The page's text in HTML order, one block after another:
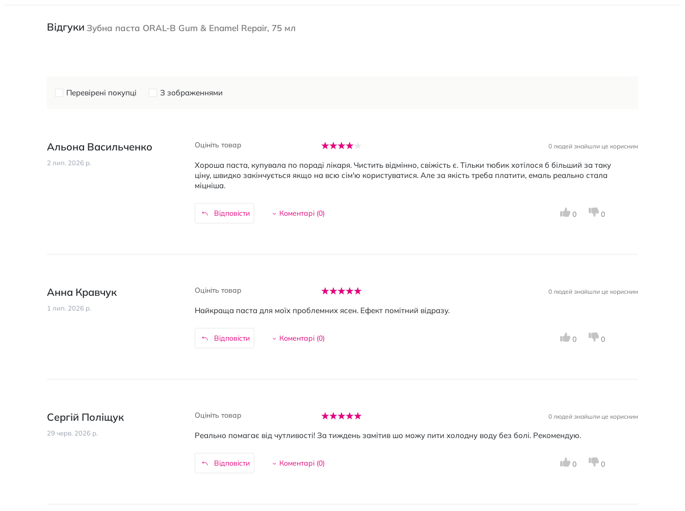
Відгуки Зубна паста ORAL-B Gum & Enamel Repair, 75 мл
Перевірені покупці З зображеннями
Альона Васильченко
2 лип. 2026 р.
0 людей знайшли це корисним
Оцініть товар
Хороша паста, купувала по пораді лікаря. Чистить відмінно, свіжість є. Тільки тюбик хотілося б більший за таку
ціну, швидко закінчується якщо на всю сім'ю користуватися. Але за якість треба платити, емаль реально стала
міцніша.
Відповісти Коментарі (0) 0 0
Анна Кравчук
1 лип. 2026 р.
0 людей знайшли це корисним
Оцініть товар
Найкраща паста для моїх проблемних ясен. Ефект помітний відразу.
Відповісти Коментарі (0) 0 0
Сергій Поліщук
29 черв. 2026 р.
0 людей знайшли це корисним
Оцініть товар
Реально помагає від чутливості! За тиждень замітив шо можу пити холодну воду без болі. Рекомендую.
Відповісти Коментарі (0) 0 0